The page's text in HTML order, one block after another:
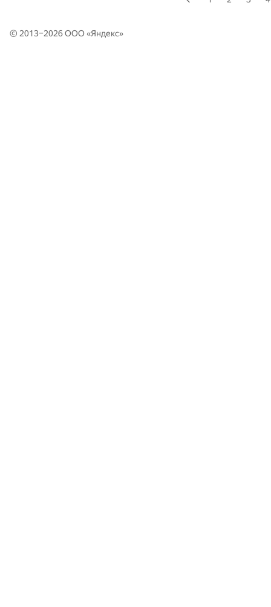
© 2013–2026 ООО «Яндекс»